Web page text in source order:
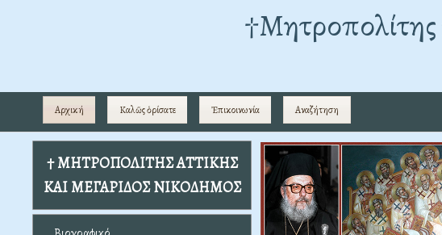
†Mητροπολίτης
Αρχική Καλῶς ὁρίσατε Ἐπικοινωνία Αναζήτηση
† ΜΗΤΡΟΠΟΛΙΤΗΣ ΑΤΤΙΚΗΣ
ΚΑΙ ΜΕΓΑΡΙΔΟΣ ΝΙΚΟΔΗΜΟΣ